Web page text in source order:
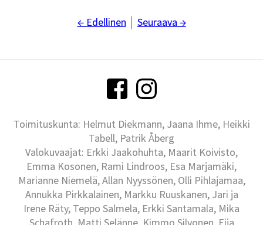
← Edellinen Seuraava →
Toimituskunta: Helmut Diekmann, Jaana Ihme, Heikki
Tabell, Patrik Åberg
Valokuvaajat: Erkki Jaakohuhta, Maarit Koivisto,
Emma Kosonen, Rami Lindroos, Esa Marjamäki,
Marianne Niemelä, Allan Nyyssönen, Olli Pihlajamaa,
Annukka Pirkkalainen, Markku Ruuskanen, Jari ja
Irene Räty, Teppo Salmela, Erkki Santamala, Mika